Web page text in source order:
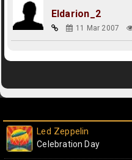
Eldarion_2
11 Mar 2007
Led Zeppelin
Celebration Day